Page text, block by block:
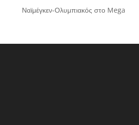
Ναϊμέγκεν-Ολυμπιακός στο Mega